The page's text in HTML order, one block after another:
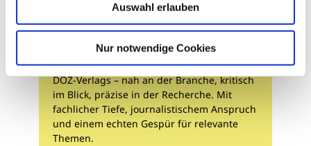
Auswahl erlauben
Nur notwendige Cookies
Redaktion
Unser Redaktionsteam ist das Gesicht des
DOZ-Verlags – nah an der Branche, kritisch
im Blick, präzise in der Recherche. Mit
fachlicher Tiefe, journalistischem Anspruch
und einem echten Gespür für relevante
Themen.